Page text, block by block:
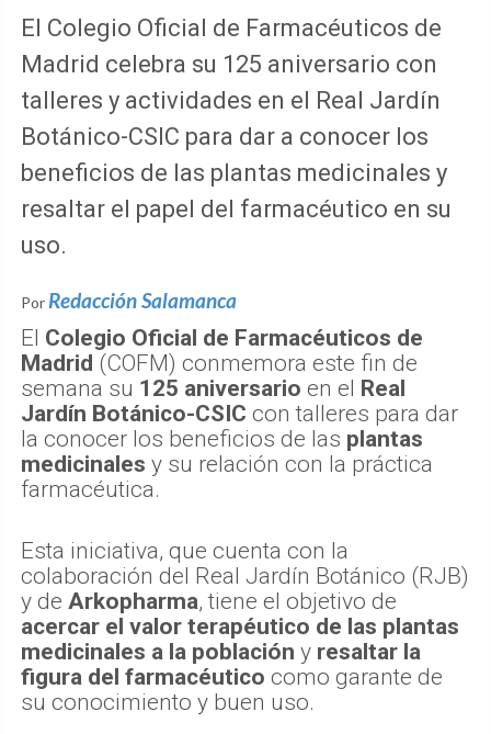
El Colegio Oficial de Farmacéuticos de
Madrid celebra su 125 aniversario con
talleres y actividades en el Real Jardín
Botánico-CSIC para dar a conocer los
beneficios de las plantas medicinales y
resaltar el papel del farmacéutico en su
uso.
Por Redacción Salamanca
El Colegio Oficial de Farmacéuticos de
Madrid (COFM) conmemora este fin de
semana su 125 aniversario en el Real
Jardín Botánico-CSIC con talleres para dar
la conocer los beneficios de las plantas
medicinales y su relación con la práctica
farmacéutica.
Esta iniciativa, que cuenta con la
colaboración del Real Jardín Botánico (RJB)
y de Arkopharma, tiene el objetivo de
acercar el valor terapéutico de las plantas
medicinales a la población y resaltar la
figura del farmacéutico como garante de
su conocimiento y buen uso.